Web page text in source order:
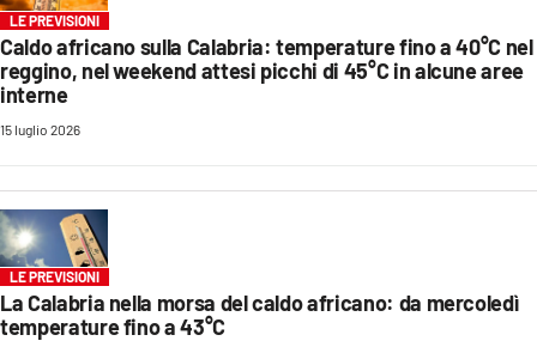
Streaming
LAC TV
LaC
Network
LACPLAY.IT
LE PREVISIONI
Caldo africano sulla Calabria: temperature fino a 40°C nel
reggino, nel weekend attesi picchi di 45°C in alcune aree
interne
15 luglio 2026
LE PREVISIONI
La Calabria nella morsa del caldo africano: da mercoledì
temperature fino a 43°C